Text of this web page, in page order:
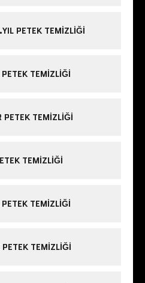
PETEK TEMIZLIĞI
TEMIZLIĞI
PETEK TEMIZLIĞI
TEMIZLIĞI
PETEK TEMIZLIĞI
PETEK TEMIZLIĞI